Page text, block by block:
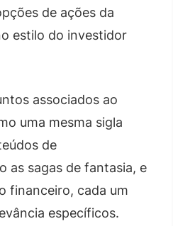
de ações da
estilo do investidor
associados ao
uma mesma sigla
de
as sagas de fantasia, e
financeiro, cada um
específicos.